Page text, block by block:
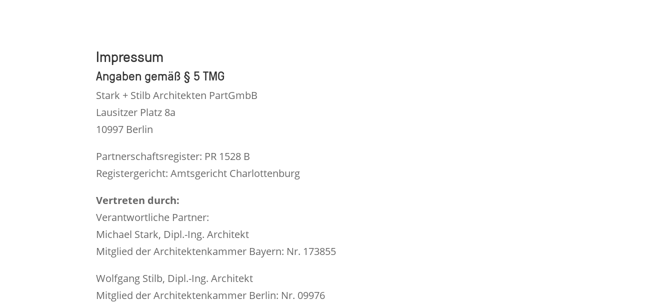
Impressum
Angaben gemäß § 5 TMG
Stark + Stilb Architekten PartGmbB
Lausitzer Platz 8a
10997 Berlin
Partnerschaftsregister: PR 1528 B
Registergericht: Amtsgericht Charlottenburg
Vertreten durch:
Verantwortliche Partner:
Michael Stark, Dipl.-Ing. Architekt
Mitglied der Architektenkammer Bayern: Nr. 173855
Wolfgang Stilb, Dipl.-Ing. Architekt
Mitglied der Architektenkammer Berlin: Nr. 09976